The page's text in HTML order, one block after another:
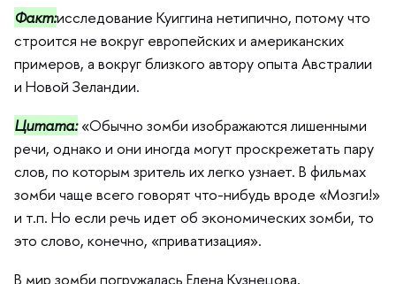
Факт:исследование Куиггина нетипично, потому что
строится не вокруг европейских и американских
примеров, а вокруг близкого автору опыта Австралии
и Новой Зеландии.
Цитата:«Обычно зомби изображаются лишенными
речи, однако и они иногда могут проскрежетать пару
слов, по которым зритель их легко узнает. В фильмах
зомби чаще всего говорят что-нибудь вроде «Мозги!»
и т.п. Но если речь идет об экономических зомби, то
это слово, конечно, «приватизация».
мир зомби погружалась Елена Кузнецова,